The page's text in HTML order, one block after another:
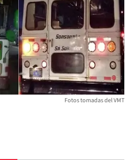
Fotos tomadas del VMT